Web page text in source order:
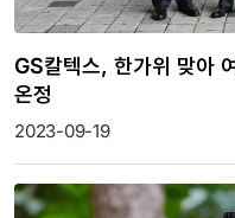
GS칼텍스, 한가위 맞아
온정
2023-09-19